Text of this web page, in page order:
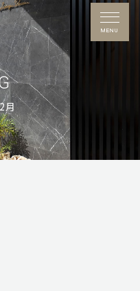
MENU
せ
53-7272
暇・年末年始あり
月